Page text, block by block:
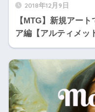
2018年12月9日
【MTG】新規アー
ア編【アルティメッ